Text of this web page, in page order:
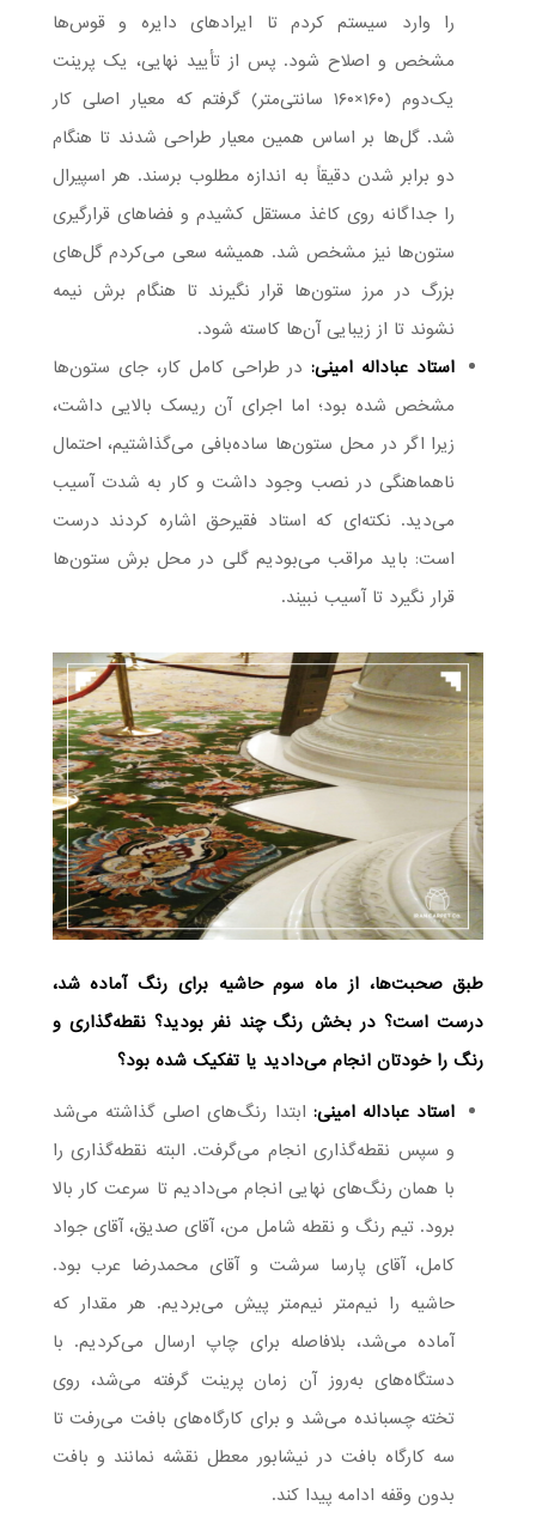
را وارد سیستم کردم تا ایرادهای دایره و قوس‌ها
مشخص و اصلاح شود. پس از تأیید نهایی، یک پرینت
یک‌دوم (۱۶۰×۱۶۰ سانتی‌متر) گرفتم که معیار اصلی کار
شد. گل‌ها بر اساس همین معیار طراحی شدند تا هنگام
دو برابر شدن دقیقاً به اندازه مطلوب برسند. هر اسپیرال
را جداگانه روی کاغذ مستقل کشیدم و فضاهای قرارگیری
ستون‌ها نیز مشخص شد. همیشه سعی می‌کردم گل‌های
بزرگ در مرز ستون‌ها قرار نگیرند تا هنگام برش نیمه
نشوند تا از زیبایی آن‌ها کاسته شود.
استاد عباداله امینی:در طراحی کامل کار، جای ستون‌ها
مشخص شده بود؛ اما اجرای آن ریسک بالایی داشت،
زیرا اگر در محل ستون‌ها ساده‌بافی می‌گذاشتیم، احتمال
ناهماهنگی در نصب وجود داشت و کار به شدت آسیب
می‌دید. نکته‌ای که استاد فقیرحق اشاره کردند درست
است: باید مراقب می‌بودیم گلی در محل برش ستون‌ها
قرار نگیرد تا آسیب نبیند.
طبق صحبت‌ها، از ماه سوم حاشیه برای رنگ آماده شد،
درست است؟ در بخش رنگ چند نفر بودید؟ نقطه‌گذاری و
رنگ را خودتان انجام می‌دادید یا تفکیک شده بود؟
استاد عباداله امینی: ابتدا رنگ‌های اصلی گذاشته می‌شد
و سپس نقطه‌گذاری انجام می‌گرفت. البته نقطه‌گذاری را
با همان رنگ‌های نهایی انجام می‌دادیم تا سرعت کار بالا
برود. تیم رنگ و نقطه شامل من، آقای صدیق، آقای جواد
کامل، آقای پارسا سرشت و آقای محمدرضا عرب بود.
حاشیه را نیم‌متر نیم‌متر پیش می‌بردیم. هر مقدار که
آماده می‌شد، بلافاصله برای چاپ ارسال می‌کردیم. با
دستگاه‌های به‌روز آن زمان پرینت گرفته می‌شد، روی
تخته چسبانده می‌شد و برای کارگاه‌های بافت می‌رفت تا
سه کارگاه بافت در نیشابور معطل نقشه نمانند و بافت
بدون وقفه ادامه پیدا کند.